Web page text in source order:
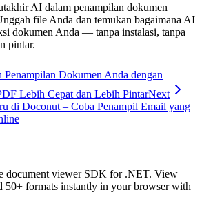
AI dalam penampilan dokumen
file Anda dan temukan bagaimana AI
dokumen Anda — tanpa instalasi, tanpa
pintar.
Penampilan Dokumen Anda dengan
Lebih Cepat dan Lebih PintarNext
di Doconut – Coba Penampil Email yang
document viewer SDK for .NET. View
formats instantly in your browser with